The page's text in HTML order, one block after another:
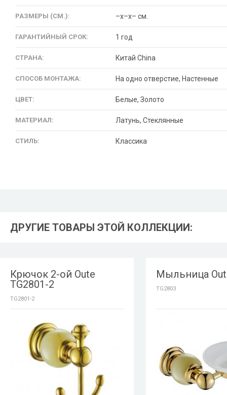
РАЗМЕРЫ (СМ.): –x–x– см.
ГАРАНТИЙНЫЙ СРОК: 1 год
СТРАНА: Китай China
СПОСОБ МОНТАЖА: На одно отверстие, Настенные
ЦВЕТ: Белые, Золото
МАТЕРИАЛ: Латунь, Стеклянные
СТИЛЬ: Классика
ДРУГИЕ ТОВАРЫ ЭТОЙ КОЛЛЕКЦИИ:
Крючок 2-ой Oute
TG2801-2
TG2801-2
Мыльница
TG2803